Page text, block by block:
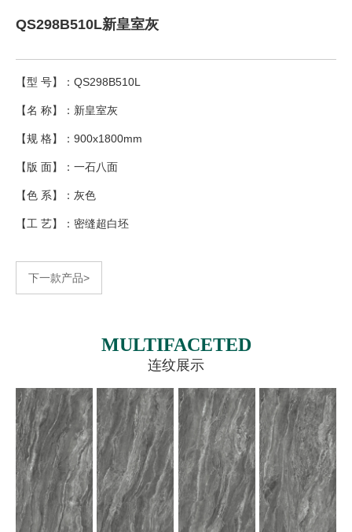
QS298B510L新皇室灰
【型 号】：QS298B510L
【名 称】：新皇室灰
【规 格】：900x1800mm
【版 面】：一石八面
【色 系】：灰色
【工 艺】：密缝超白坯
下一款产品>
MULTIFACETED
连纹展示